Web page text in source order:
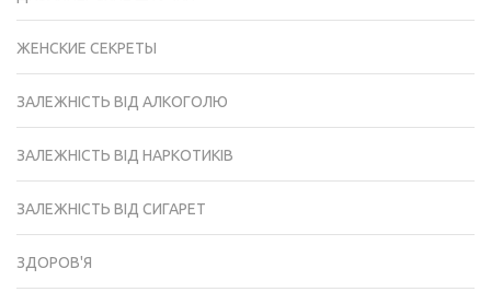
ЖЕНСКИЕ СЕКРЕТЫ
ЗАЛЕЖНІСТЬ ВІД АЛКОГОЛЮ
ЗАЛЕЖНІСТЬ ВІД НАРКОТИКІВ
ЗАЛЕЖНІСТЬ ВІД СИГАРЕТ
ЗДОРОВ'Я